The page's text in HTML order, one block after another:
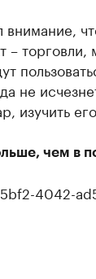
внимание,
торговли,
не
изучить его.
чем в
4042-